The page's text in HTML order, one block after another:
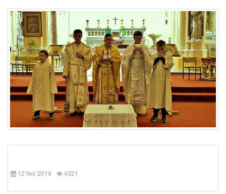
12 Noi 2019 4321